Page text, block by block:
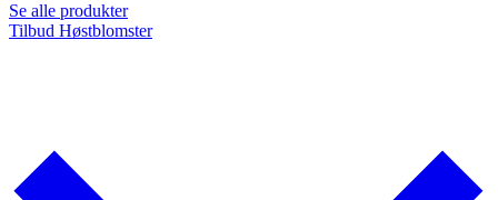
Se alle produkter
Tilbud Høstblomster